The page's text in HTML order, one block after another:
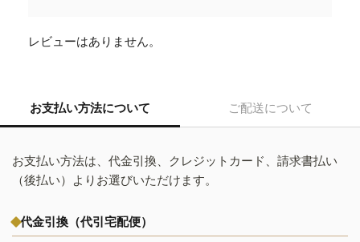
レビューはありません。
お支払い方法について ご配送について
お支払い方法は、代金引換、クレジットカード、請求書払い
（後払い）よりお選びいただけます。
代金引換（代引宅配便）